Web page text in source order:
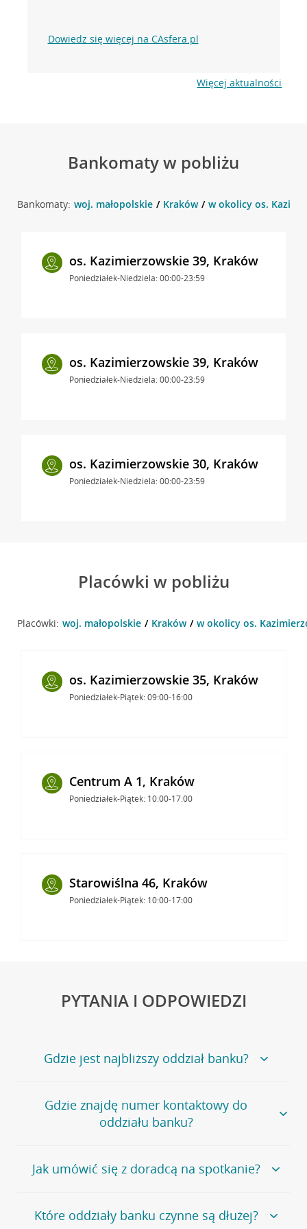
Dowiedz się więcej na CAsfera.pl
Więcej aktualności
Bankomaty w pobliżu
Bankomaty: woj. małopolskie Kraków w okolicy os.
os. Kazimierzowskie 39, Kraków
Poniedziałek-Niedziela: 00:00-23:59
os. Kazimierzowskie 39, Kraków
Poniedziałek-Niedziela: 00:00-23:59
os. Kazimierzowskie 30, Kraków
Poniedziałek-Niedziela: 00:00-23:59
Placówki w pobliżu
Placówki: woj. małopolskie Kraków w okolicy os.
os. Kazimierzowskie 35, Kraków
Poniedziałek-Piątek: 09:00-16:00
Centrum A 1, Kraków
Poniedziałek-Piątek: 10:00-17:00
Starowiślna 46, Kraków
Poniedziałek-Piątek: 10:00-17:00
PYTANIA I ODPOWIEDZI
Gdzie jest najbliższy oddział banku?
Jeśli szukasz oddziału naszego banku, zapraszamy na
stronęPlacówki i bankomaty, na której znajduje się
wygodna wyszukiwarka.
oddziałów
Gdzie znajdę numer kontaktowy do
oddziału banku?
Bank Credit Agricole nie udostępnia ogólnego numeru
telefonu do placówki bankowej.
umówienia się z doradcą w placówce bankowej .
Jak umówić się z doradcą na spotkanie?
Jeśli jesteś już naszym
klientemmożeszsamodzielnieumówić się na spotkanie z
Które oddziały banku czynne są dłużej?